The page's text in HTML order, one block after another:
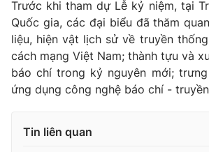
Trước khi tham dự Lễ kỷ niệm, tại
Quốc gia, các đại biểu đã thăm
liệu, hiện vật lịch sử về truyền
cách mạng Việt Nam; thành tựu và
báo chí trong kỷ nguyên mới;
ứng dụng công nghệ báo chí -
Tin liên quan